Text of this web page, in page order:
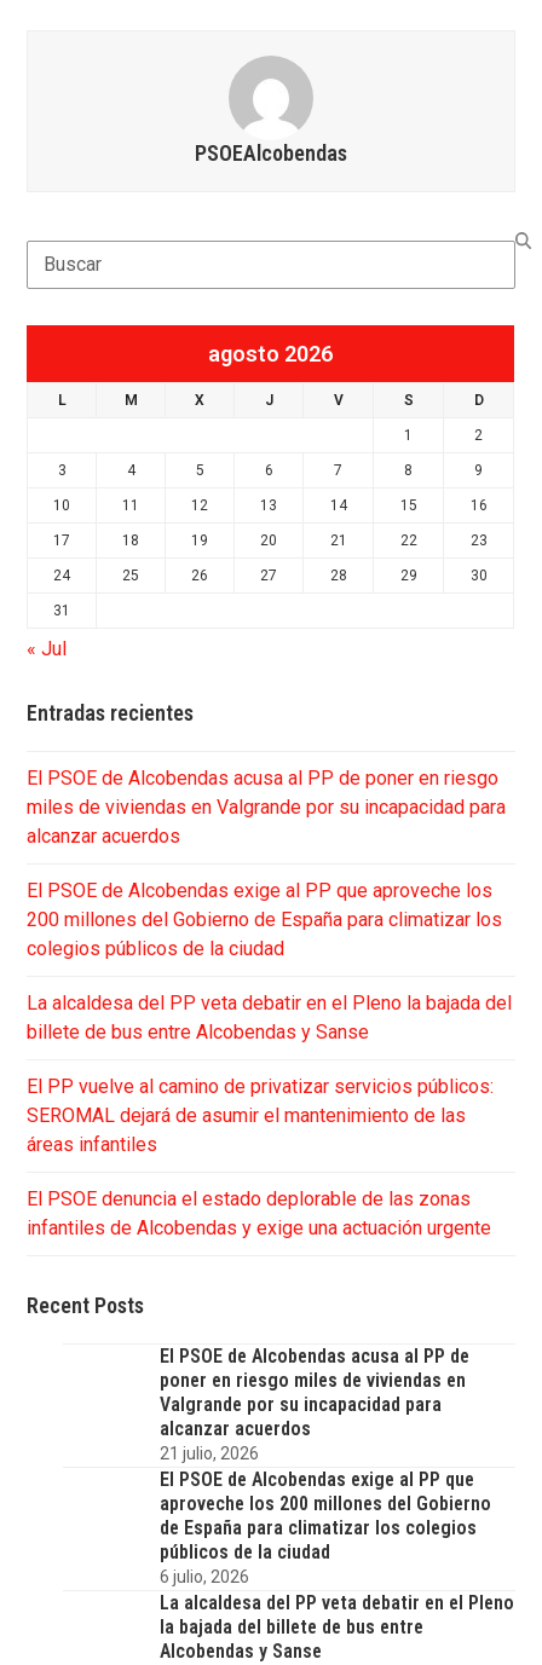
PSOEAlcobendas
Search
agosto 2026
L M X J V S D
1 2
3 4 5 6 7 8 9
10 11 12 13 14 15 16
17 18 19 20 21 22 23
24 25 26 27 28 29 30
31
« Jul
Entradas recientes
El PSOE de Alcobendas acusa al PP de poner en riesgo
miles de viviendas en Valgrande por su incapacidad para
alcanzar acuerdos
El PSOE de Alcobendas exige al PP que aproveche los
200 millones del Gobierno de España para climatizar los
colegios públicos de la ciudad
La alcaldesa del PP veta debatir en el Pleno la bajada del
billete de bus entre Alcobendas y Sanse
El PP vuelve al camino de privatizar servicios públicos:
SEROMAL dejará de asumir el mantenimiento de las
áreas infantiles
El PSOE denuncia el estado deplorable de las zonas
infantiles de Alcobendas y exige una actuación urgente
Recent Posts
El PSOE de Alcobendas acusa al PP de
poner en riesgo miles de viviendas en
Valgrande por su incapacidad para
alcanzar acuerdos
21 julio, 2026
El PSOE de Alcobendas exige al PP que
aproveche los 200 millones del Gobierno
de España para climatizar los colegios
públicos de la ciudad
6 julio, 2026
La alcaldesa del PP veta debatir en el Pleno
la bajada del billete de bus entre
Alcobendas y Sanse